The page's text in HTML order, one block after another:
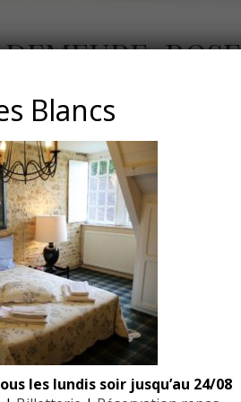
Blancs
les lundis soir jusqu’au 24/08